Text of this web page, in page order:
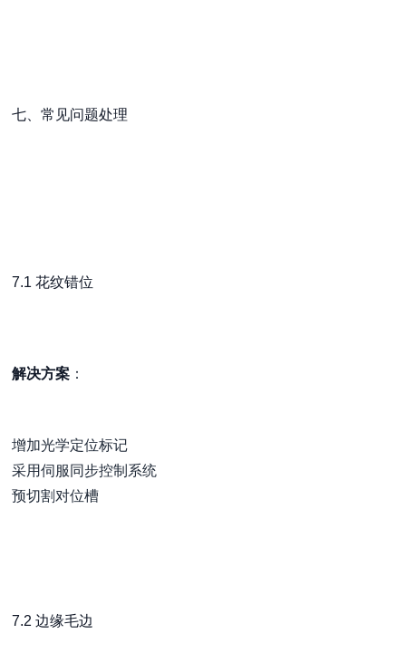
七、常见问题处理
7.1 花纹错位
解决方案 ：
增加光学定位标记
采用伺服同步控制系统
预切割对位槽
7.2 边缘毛边